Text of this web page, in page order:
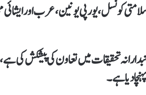
سلامتی کونسل، یورپی یونین، عرب اور
تحقیقات میں تعاون کی پیشکش کی
دیا ہے۔